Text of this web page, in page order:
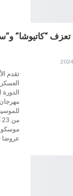
“كاتيوشا”
تقدم